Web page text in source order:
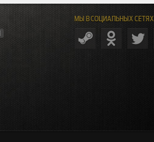
МЫ В СОЦИАЛЬНЫХ СЕТЯХ